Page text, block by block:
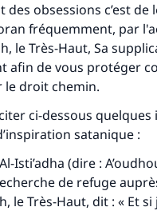
des obsessions c’est
fréquemment, par
le Très-Haut, Sa
afin de vous protéger
droit chemin.
ci-dessous
satanique :
Isti’adha (dire :
de refuge
le Très-Haut, dit : « Et